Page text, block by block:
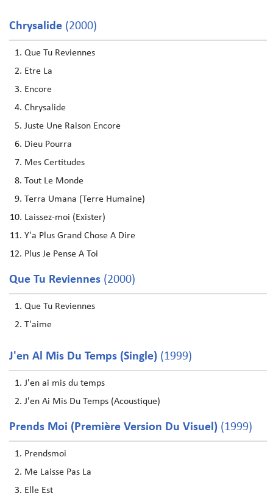
Chrysalide (2000)
Que Tu Reviennes
Etre La
Encore
Chrysalide
Juste Une Raison Encore
Dieu Pourra
Mes Certitudes
Tout Le Monde
Terra Umana (Terre Humaine)
Laissez-moi (Exister)
Y'a Plus Grand Chose A Dire
Plus Je Pense A Toi
Que Tu Reviennes (2000)
Que Tu Reviennes
T'aime
J'en Al Mis Du Temps (Single) (1999)
J'en ai mis du temps
J'en Ai Mis Du Temps (Acoustique)
Prends Moi (Première Version Du Visuel) (1999)
Prendsmoi
Me Laisse Pas La
Elle Est